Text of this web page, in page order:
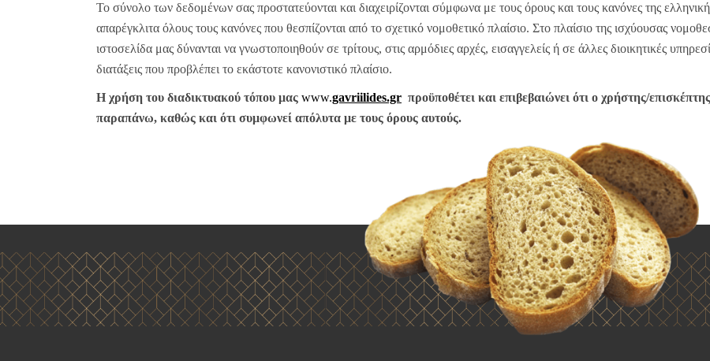
Το σύνολο των δεδομένων σας προστατεύονται και διαχειρίζονται σύμφωνα με τους όρους και τους κανόνες της
απαρέγκλιτα όλους τους κανόνες που θεσπίζονται από το σχετικό νομοθετικό πλαίσιο. Στο πλαίσιο της ισχύουσας
ιστοσελίδα μας δύνανται να γνωστοποιηθούν σε τρίτους, στις αρμόδιες αρχές, εισαγγελείς ή σε άλλες διοικητικές
διατάξεις που προβλέπει το εκάστοτε κανονιστικό πλαίσιο.
Η χρήση του διαδικτυακού τόπου μας www.gavriilides.gr προϋποθέτει και επιβεβαιώνει ότι ο χρήστης/
παραπάνω, καθώς και ότι συμφωνεί απόλυτα με τους όρους αυτούς.